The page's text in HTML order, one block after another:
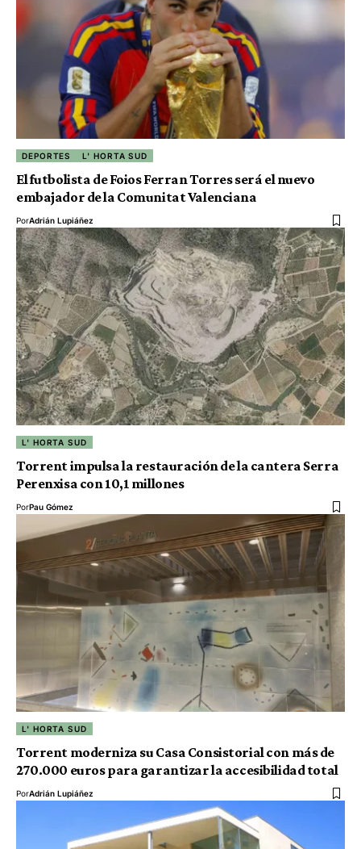
DEPORTES L' HORTA SUD
El futbolista de Foios Ferran Torres será el nuevo
embajador de la Comunitat Valenciana
PorAdrián Lupiáñez
L' HORTA SUD
Torrent impulsa la restauración de la cantera Serra
Perenxisa con 10,1 millones
PorPau Gómez
L' HORTA SUD
Torrent moderniza su Casa Consistorial con más de
270.000 euros para garantizar la accesibilidad total
PorAdrián Lupiáñez